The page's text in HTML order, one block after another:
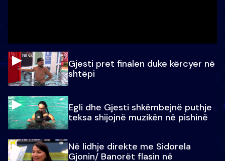
Gjesti pret finalen duke kërcyer në
shtëpi
Egli dhe Gjesti shkëmbejnë puthje
teksa shijojnë muzikën në pishinë
Në lidhje direkte me Sidorela
Gjonin/ Banorët flasin në